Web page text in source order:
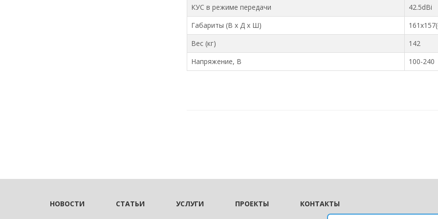
КУС в режиме передачи
42.5dBi
Габариты (В х Д х Ш)
Вес (кг)
142
Напряжение, В
100-240
НОВОСТИ СТАТЬИ УСЛУГИ ПРОЕКТЫ КОНТАКТЫ